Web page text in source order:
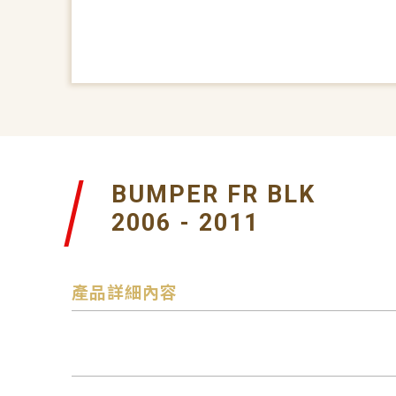
BUMPER FR BLK
2006 - 2011
產品詳細內容